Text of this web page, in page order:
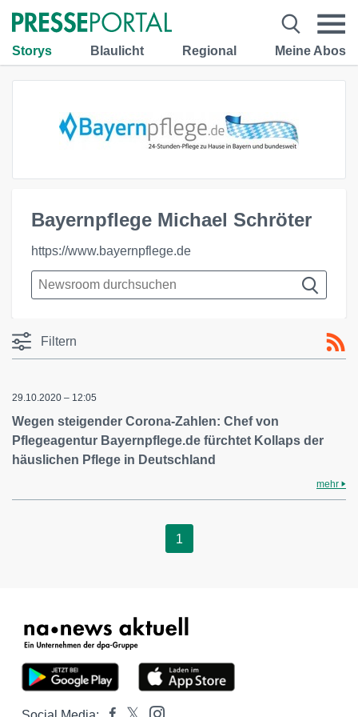
Storys Blaulicht Regional Meine Abos
Bayernpflege Michael Schröter
https://www.bayernpflege.de
Filtern
29.10.2020 – 12:05
Wegen steigender Corona-Zahlen: Chef von
Pflegeagentur Bayernpflege.de fürchtet Kollaps der
häuslichen Pflege in Deutschland
mehr
1